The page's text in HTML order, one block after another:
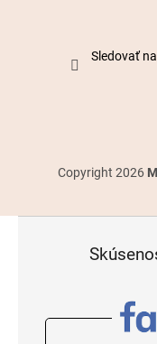
Sledovať
Copyright 2026